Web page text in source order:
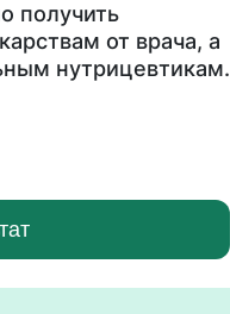
получить
от врача, а
нутрицевтикам.
рекомендации по